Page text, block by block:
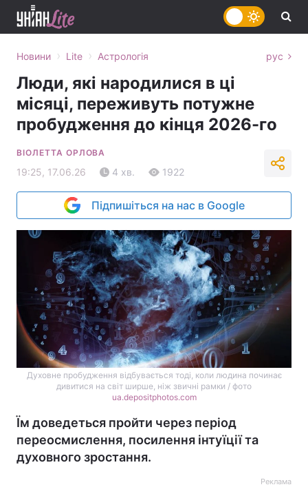
Новини › Lite › Астрологія рус
Люди, які народилися в ці
місяці, переживуть потужне
пробудження до кінця 2026-го
ВІОЛЕТТА ОРЛОВА
19:25, 17.06.26 4 хв. 1922
Підпишіться на нас в Google
Духовне пробудження відбувається тоді, коли людина починає
дивитися на світ ширше, ніж звичні рамки / фото
ua.depositphotos.com
Їм доведеться пройти через період
переосмислення, посилення інтуїції та
духовного зростання.
Реклама